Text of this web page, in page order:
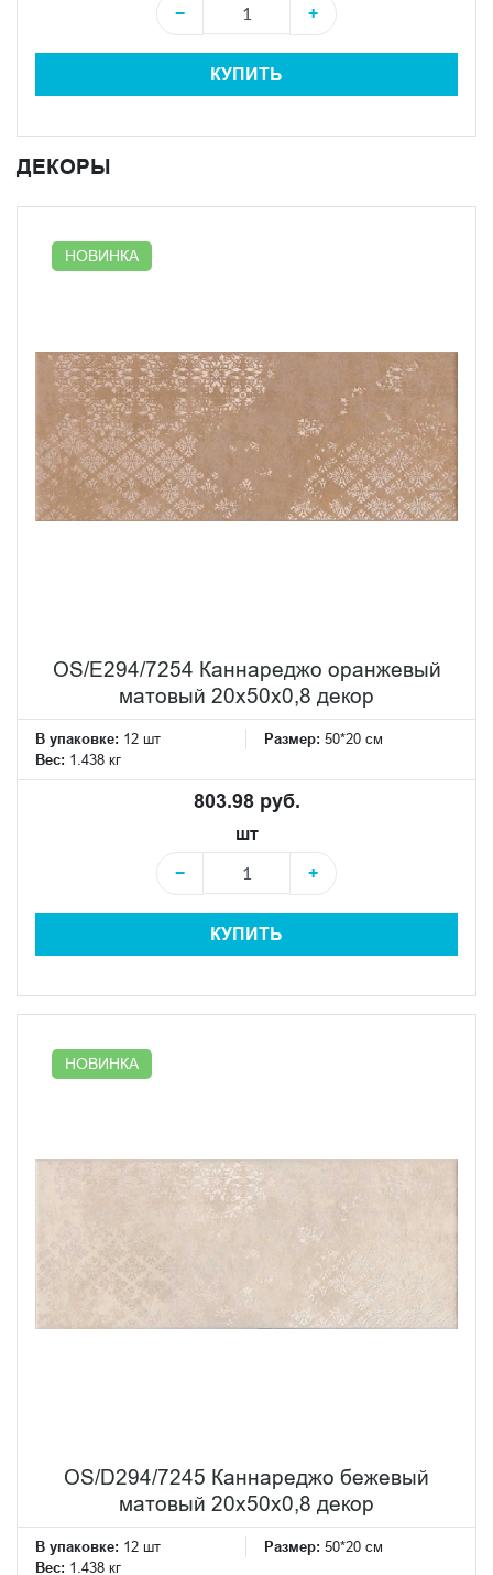
−
+
КУПИТЬ
ДЕКОРЫ
НОВИНКА
OS/E294/7254 Каннареджо оранжевый
матовый 20x50x0,8 декор
В упаковке: 12 шт Размер: 50*20 см
Вес: 1.438 кг
803.98 руб.
шт
−
+
КУПИТЬ
НОВИНКА
OS/D294/7245 Каннареджо бежевый
матовый 20x50x0,8 декор
В упаковке: 12 шт Размер: 50*20 см
Вес: 1.438 кг